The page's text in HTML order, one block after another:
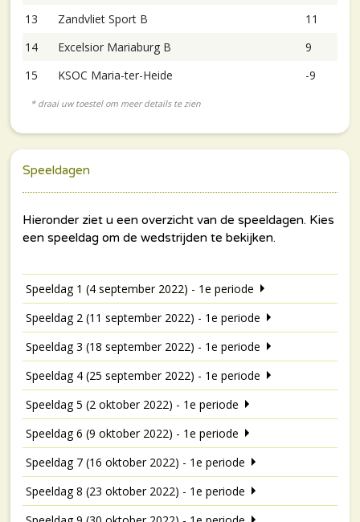
13 Zandvliet Sport B
11
14
Excelsior Mariaburg B
9
15
KSOC Maria-ter-Heide -9
Speeldagen
Speeldag 1 (4 september 2022) - 1e periode
Speeldag 2 (11 september 2022) - 1e periode
Speeldag 3 (18 september 2022) - 1e periode
Speeldag 4 (25 september 2022) - 1e periode
Speeldag 5 (2 oktober 2022) - 1e periode
Speeldag 6 (9 oktober 2022) - 1e periode
Speeldag 7 (16 oktober 2022) - 1e periode
Speeldag 8 (23 oktober 2022) - 1e periode